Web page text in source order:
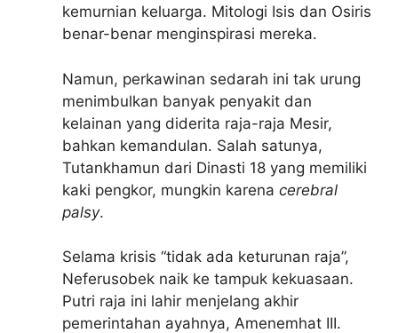
kemurnian keluarga. Mitologi Isis dan Osiris
benar-benar menginspirasi mereka.
Namun, perkawinan sedarah ini tak urung
menimbulkan banyak penyakit dan
kelainan yang diderita raja-raja Mesir,
bahkan kemandulan. Salah satunya,
Tutankhamun dari Dinasti 18 yang memiliki
kaki pengkor, mungkin karena cerebral
palsy.
Selama krisis “tidak ada keturunan raja”,
Neferusobek naik ke tampuk kekuasaan.
Putri raja ini lahir menjelang akhir
pemerintahan ayahnya, Amenemhat III.